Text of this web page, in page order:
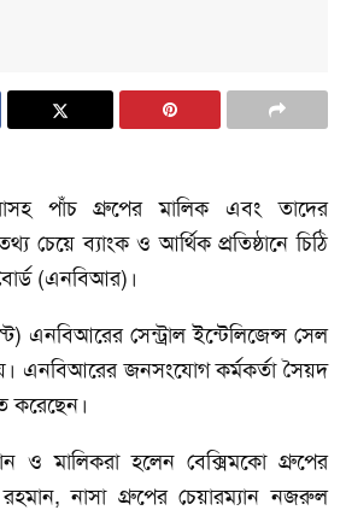
পাঁচ গ্রুপের মালিক এবং তাদের
চেয়ে ব্যাংক ও আর্থিক প্রতিষ্ঠানে চিঠি
(এনবিআর)।
এনবিআরের সেন্ট্রাল ইন্টেলিজেন্স সেল
এনবিআরের জনসংযোগ কর্মকর্তা সৈয়দ
করেছেন।
ও মালিকরা হলেন বেক্সিমকো গ্রুপের
নাসা গ্রুপের চেয়ারম্যান নজরুল